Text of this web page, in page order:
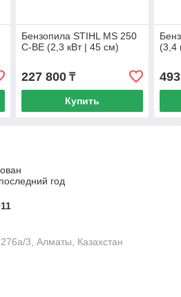
Бензопила STIHL MS 250
C-BE (2,3 кВт | 45 см)
227 800₸
Купить
(3,4
год
3, Алматы, Казахстан